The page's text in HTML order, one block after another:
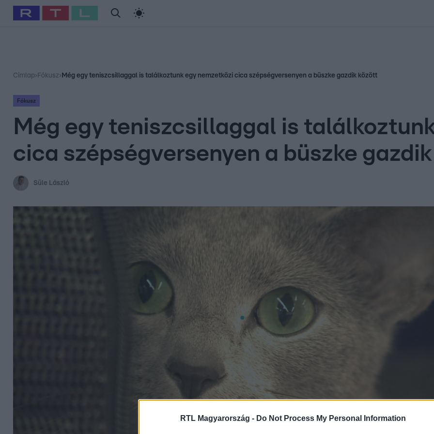
RTL Magyarország - Do Not Process My Personal Information
Babits Marcella Szellő István Most Wanted
Címlap› Fókusz› Még egy teniszcsillaggal is találkoztunk egy nemzetközi cica szépségversenyen a büszke gazdik között
Fókusz
Még egy teniszcsillaggal is
cica szépségversenyen a büszke
Süle László